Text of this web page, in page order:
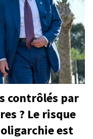
contrôlés par
? Le risque
est